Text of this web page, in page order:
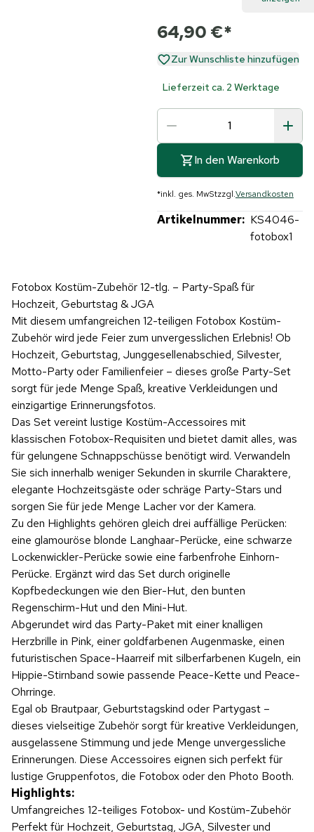
64,90 €*
Zur Wunschliste hinzufügen
Lieferzeit ca. 2 Werktage
In den Warenkorb
*inkl. ges. MwStzzgl.Versandkosten
Artikelnummer: KS4046-
fotobox1
Fotobox Kostüm-Zubehör 12-tlg. – Party-Spaß für
Hochzeit, Geburtstag & JGA
Mit diesem umfangreichen 12-teiligen Fotobox Kostüm-
Zubehör wird jede Feier zum unvergesslichen Erlebnis! Ob
Hochzeit, Geburtstag, Junggesellenabschied, Silvester,
Motto-Party oder Familienfeier – dieses große Party-Set
sorgt für jede Menge Spaß, kreative Verkleidungen und
einzigartige Erinnerungsfotos.
Das Set vereint lustige Kostüm-Accessoires mit
klassischen Fotobox-Requisiten und bietet damit alles, was
für gelungene Schnappschüsse benötigt wird. Verwandeln
Sie sich innerhalb weniger Sekunden in skurrile Charaktere,
elegante Hochzeitsgäste oder schräge Party-Stars und
sorgen Sie für jede Menge Lacher vor der Kamera.
Zu den Highlights gehören gleich drei auffällige Perücken:
eine glamouröse blonde Langhaar-Perücke, eine schwarze
Lockenwickler-Perücke sowie eine farbenfrohe Einhorn-
Perücke. Ergänzt wird das Set durch originelle
Kopfbedeckungen wie den Bier-Hut, den bunten
Regenschirm-Hut und den Mini-Hut.
Abgerundet wird das Party-Paket mit einer knalligen
Herzbrille in Pink, einer goldfarbenen Augenmaske, einen
futuristischen Space-Haarreif mit silberfarbenen Kugeln, ein
Hippie-Stirnband sowie passende Peace-Kette und Peace-
Ohrringe.
Egal ob Brautpaar, Geburtstagskind oder Partygast –
dieses vielseitige Zubehör sorgt für kreative Verkleidungen,
ausgelassene Stimmung und jede Menge unvergessliche
Erinnerungen. Diese Accessoires eignen sich perfekt für
lustige Gruppenfotos, die Fotobox oder den Photo Booth.
Highlights:
Umfangreiches 12-teiliges Fotobox- und Kostüm-Zubehör
Perfekt für Hochzeit, Geburtstag, JGA, Silvester und